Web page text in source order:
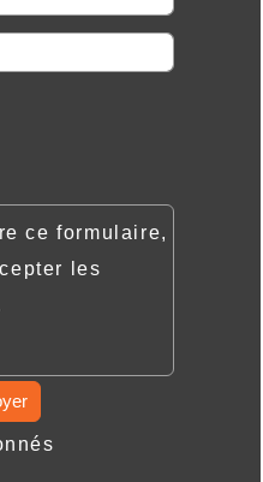
ce formulaire,
les